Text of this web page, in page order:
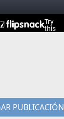
PUBLICACIÓN